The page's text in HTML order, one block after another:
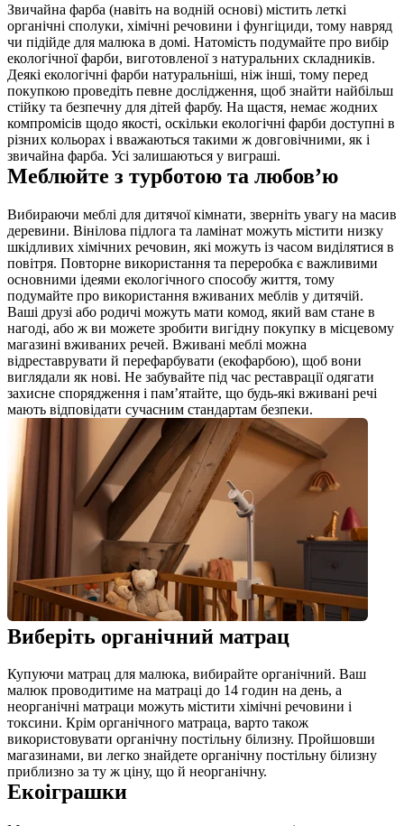
Звичайна фарба (навіть на водній основі) містить леткі
органічні сполуки, хімічні речовини і фунгіциди, тому навряд
чи підійде для малюка в домі. Натомість подумайте про вибір
екологічної фарби, виготовленої з натуральних складників.
Деякі екологічні фарби натуральніші, ніж інші, тому перед
покупкою проведіть певне дослідження, щоб знайти найбільш
стійку та безпечну для дітей фарбу. На щастя, немає жодних
компромісів щодо якості, оскільки екологічні фарби доступні в
різних кольорах і вважаються такими ж довговічними, як і
звичайна фарба. Усі залишаються у виграші.
Меблюйте з турботою та любов’ю
Вибираючи меблі для дитячої кімнати, зверніть увагу на масив
деревини. Вінілова підлога та ламінат можуть містити низку
шкідливих хімічних речовин, які можуть із часом виділятися в
повітря. Повторне використання та переробка є важливими
основними ідеями екологічного способу життя, тому
подумайте про використання вживаних меблів у дитячій.
Ваші друзі або родичі можуть мати комод, який вам стане в
нагоді, або ж ви можете зробити вигідну покупку в місцевому
магазині вживаних речей. Вживані меблі можна
відреставрувати й перефарбувати (екофарбою), щоб вони
виглядали як нові. Не забувайте під час реставрації одягати
захисне спорядження і пам’ятайте, що будь-які вживані речі
мають відповідати сучасним стандартам безпеки.
Виберіть органічний матрац
Купуючи матрац для малюка, вибирайте органічний. Ваш
малюк проводитиме на матраці до 14 годин на день, а
неорганічні матраци можуть містити хімічні речовини і
токсини. Крім органічного матраца, варто також
використовувати органічну постільну білизну. Пройшовши
магазинами, ви легко знайдете органічну постільну білизну
приблизно за ту ж ціну, що й неорганічну.
Екоіграшки